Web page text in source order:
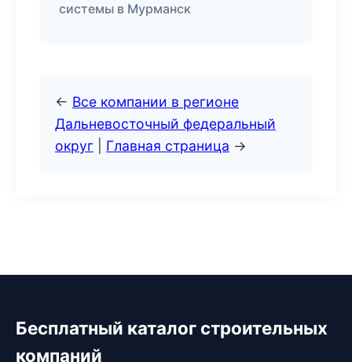
системы в Мурманск
← Все компании в регионе
Дальневосточный федеральный
округ
Главная страница →
Бесплатный каталог строительных
компаний